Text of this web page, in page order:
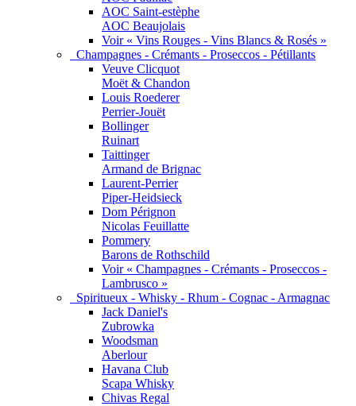
AOC Saint-estèphe
AOC Beaujolais
Voir « Vins Rouges - Vins Blancs & Rosés »
Champagnes - Crémants - Proseccos - Pétillants
Veuve Clicquot
Moët & Chandon
Louis Roederer
Perrier-Jouët
Bollinger
Ruinart
Taittinger
Armand de Brignac
Laurent-Perrier
Piper-Heidsieck
Dom Pérignon
Nicolas Feuillatte
Pommery
Barons de Rothschild
Voir « Champagnes - Crémants - Proseccos -
Lambrusco »
Spiritueux - Whisky - Rhum - Cognac - Armagnac
Jack Daniel's
Zubrowka
Woodsman
Aberlour
Havana Club
Scapa Whisky
Chivas Regal